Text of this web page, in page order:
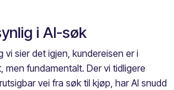
i AI-søk
vi sier det igjen, kundereisen er i
men fundamentalt. Der vi tidligere
vei fra søk til kjøp, har AI snudd